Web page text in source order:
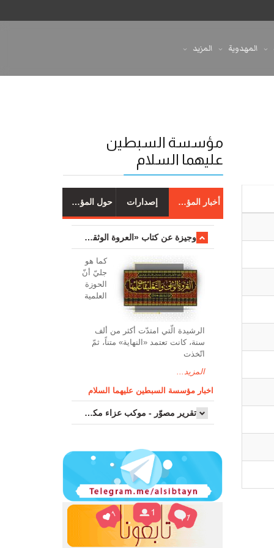
المهدوية المزيد
مؤسسة السبطين
عليهما السلام
أخبار المؤسسة إصدارات حول المؤسسة
وجیزة عن کتاب «العروة الوثقی والتعلیقات علیها»
کما هو
جليّ أنّ
الحوزة
العلمیة
الرشیدة الّتي امتدّت أكثر من ألف
سنة، كانت تعتمد «النهاية» متناً، ثمّ
اتّخذت
المزيد...
اخبار مؤسسة السبطين عليهما السلام
تقرير مصوّر - موكب عزاء مکتب سماحة اية الله السيد مرتضى الموسوي الاصفهاني في يوم إستشهاد السيدة فاطم...